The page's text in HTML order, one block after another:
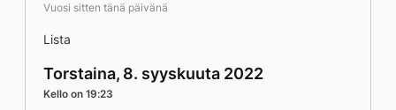
Vuosi sitten tänä päivänä
Lista
Torstaina, 8. syyskuuta 2022
Kello on 19:23